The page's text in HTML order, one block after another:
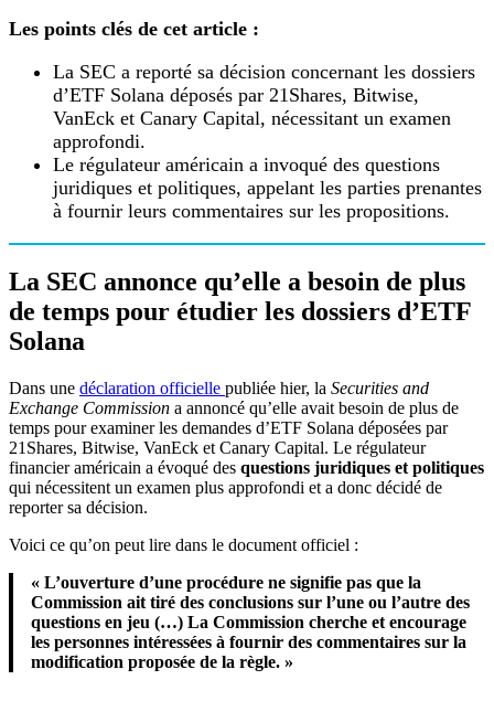
Les points clés de cet article :
La SEC a reporté sa décision concernant les dossiers
d’ETF Solana déposés par 21Shares, Bitwise,
VanEck et Canary Capital, nécessitant un examen
approfondi.
Le régulateur américain a invoqué des questions
juridiques et politiques, appelant les parties prenantes
à fournir leurs commentaires sur les propositions.
La SEC annonce qu’elle a besoin de plus
de temps pour étudier les dossiers d’ETF
Solana
Dans une déclaration officielle publiée hier, la Securities and
Exchange Commission a annoncé qu’elle avait besoin de plus de
temps pour examiner les demandes d’ETF Solana déposées par
21Shares, Bitwise, VanEck et Canary Capital. Le régulateur
financier américain a évoqué des questions juridiques et politiques
qui nécessitent un examen plus approfondi et a donc décidé de
reporter sa décision.
Voici ce qu’on peut lire dans le document officiel :
« L’ouverture d’une procédure ne signifie pas que la
Commission ait tiré des conclusions sur l’une ou l’autre des
questions en jeu (…) La Commission cherche et encourage
les personnes intéressées à fournir des commentaires sur la
modification proposée de la règle. »